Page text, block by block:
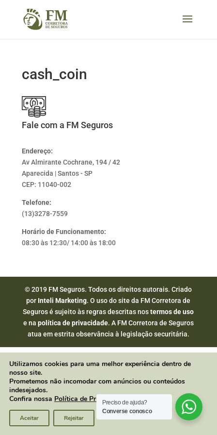
cash_coin
Fale com a FM Seguros
Endereço:
Av Almirante Cochrane, 194 / 42
Aparecida | Santos - SP
CEP: 11040-002
Telefone:
(13)3278-7559
Horário de Funcionamento:
08:30 às 12:30/ 14:00 às 18:00
© 2019 FM Seguros. Todos os direitos autorais. Criado
por Inteli Marketing. O uso do site da FM Corretora de
Seguros é sujeito às regras descritas nostermos de uso
e na política de privacidade. A FM Corretora de Seguros
atua em estrita observância à legislação securitária.
Utilizamos cookies para uma melhor experiência dentro de
nosso site.
Prometemos não incomodar com anúncios ou conteúdos
indesejados.
Confira nossa Política de Privacidade.
Aceitar Rejeitar
Preciso de ajuda?
Converse conosco